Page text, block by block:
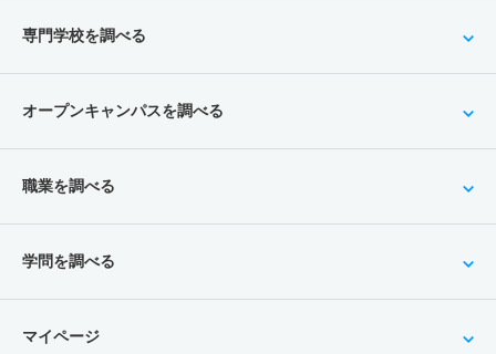
専門学校を調べる
オープンキャンパスを調べる
職業を調べる
学問を調べる
マイページ